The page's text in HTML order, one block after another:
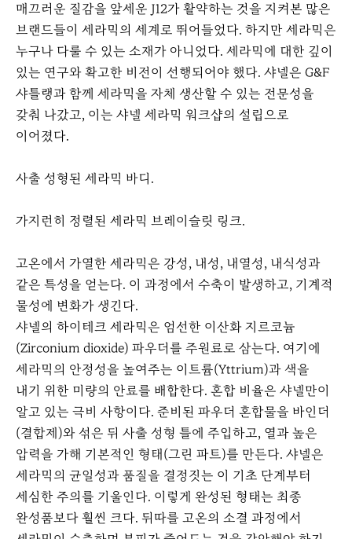
매끄러운 질감을 앞세운 J12가 활약하는 것을 지켜본 많은
브랜드들이 세라믹의 세계로 뛰어들었다. 하지만 세라믹은
누구나 다룰 수 있는 소재가 아니었다. 세라믹에 대한 깊이
있는 연구와 확고한 비전이 선행되어야 했다. 샤넬은 G&F
샤틀랭과 함께 세라믹을 자체 생산할 수 있는 전문성을
갖춰 나갔고, 이는 샤넬 세라믹 워크샵의 설립으로
이어졌다.
사출 성형된 세라믹 바디.
가지런히 정렬된 세라믹 브레이슬릿 링크.
고온에서 가열한 세라믹은 강성, 내성, 내열성, 내식성과
같은 특성을 얻는다. 이 과정에서 수축이 발생하고, 기계적
물성에 변화가 생긴다.
샤넬의 하이테크 세라믹은 엄선한 이산화 지르코늄
(Zirconium dioxide) 파우더를 주원료로 삼는다. 여기에
세라믹의 안정성을 높여주는 이트륨(Yttrium)과 색을
내기 위한 미량의 안료를 배합한다. 혼합 비율은 샤넬만이
알고 있는 극비 사항이다. 준비된 파우더 혼합물을 바인더
(결합제)와 섞은 뒤 사출 성형 틀에 주입하고, 열과 높은
압력을 가해 기본적인 형태(그린 파트)를 만든다. 샤넬은
세라믹의 균일성과 품질을 결정짓는 이 기초 단계부터
세심한 주의를 기울인다. 이렇게 완성된 형태는 최종
완성품보다 훨씬 크다. 뒤따를 고온의 소결 과정에서